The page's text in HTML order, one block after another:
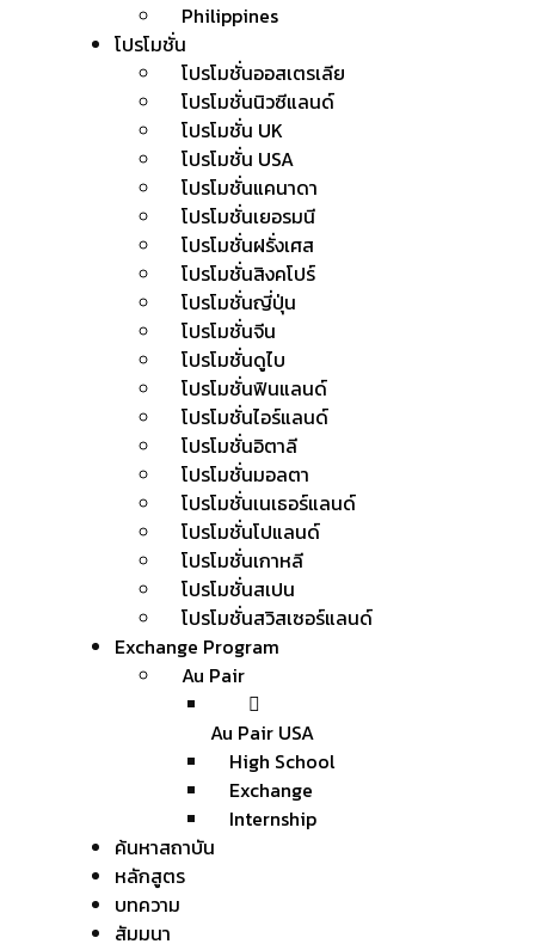
Philippines
โปรโมชั่น
โปรโมชั่นออสเตรเลีย
โปรโมชั่นนิวซีแลนด์
โปรโมชั่น UK
โปรโมชั่น USA
โปรโมชั่นแคนาดา
โปรโมชั่นเยอรมนี
โปรโมชั่นฝรั่งเศส
โปรโมชั่นสิงคโปร์
โปรโมชั่นญี่ปุ่น
โปรโมชั่นจีน
โปรโมชั่นดูไบ
โปรโมชั่นฟินแลนด์
โปรโมชั่นไอร์แลนด์
โปรโมชั่นอิตาลี
โปรโมชั่นมอลตา
โปรโมชั่นเนเธอร์แลนด์
โปรโมชั่นโปแลนด์
โปรโมชั่นเกาหลี
โปรโมชั่นสเปน
โปรโมชั่นสวิสเซอร์แลนด์
Exchange Program
Au Pair
Au Pair USA
High School
Exchange
Internship
ค้นหาสถาบัน
หลักสูตร
บทความ
สัมมนา